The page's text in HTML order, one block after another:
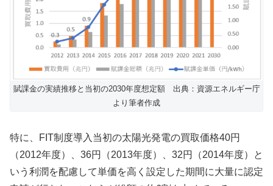
賦課金の実績推移と当初の2030年度想定額 出典：資源エネルギー庁
より筆者作成
特に、FIT制度導入当初の太陽光発電の買取価格40円
（2012年度）、36円（2013年度）、32円（2014年度）と
いう利潤を配慮して単価を高く設定した期間に大量に認定